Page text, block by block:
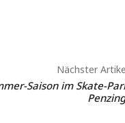
Nächster
Saison im Skate-